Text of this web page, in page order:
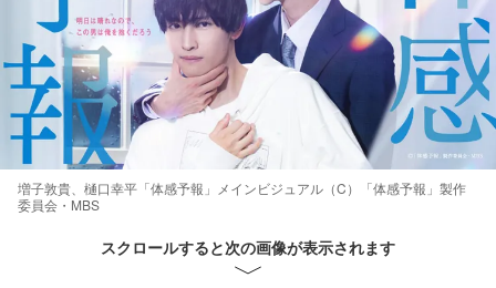
増子敦貴、樋口幸平「体感予報」メインビジュアル（C）「体感予報」製作
委員会・MBS
スクロールすると次の画像が表示されます